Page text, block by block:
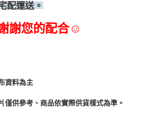
配運送。
謝您的配合☺
資料為主
供參考、商品依實際供貨樣式為準。